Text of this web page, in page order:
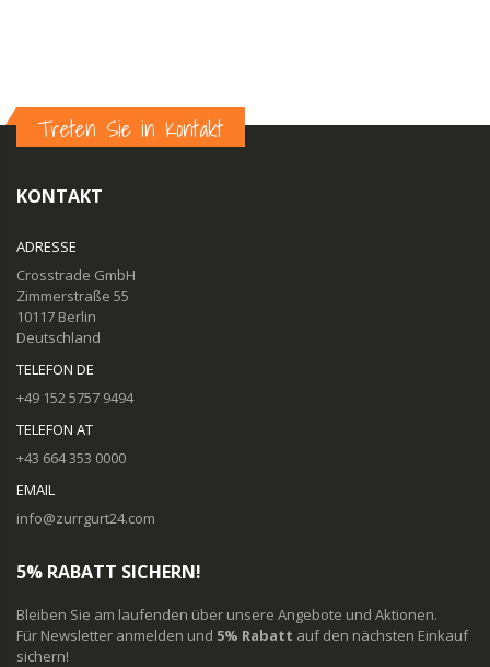
Treten Sie in Kontakt
KONTAKT
ADRESSE
Crosstrade GmbH
Zimmerstraße 55
10117 Berlin
Deutschland
TELEFON DE
+49 152 5757 9494
TELEFON AT
+43 664 353 0000
EMAIL
info@zurrgurt24.com
5% RABATT SICHERN!
Bleiben Sie am laufenden über unsere Angebote und Aktionen.
Für Newsletter anmelden und 5% Rabatt auf den nächsten Einkauf
sichern!